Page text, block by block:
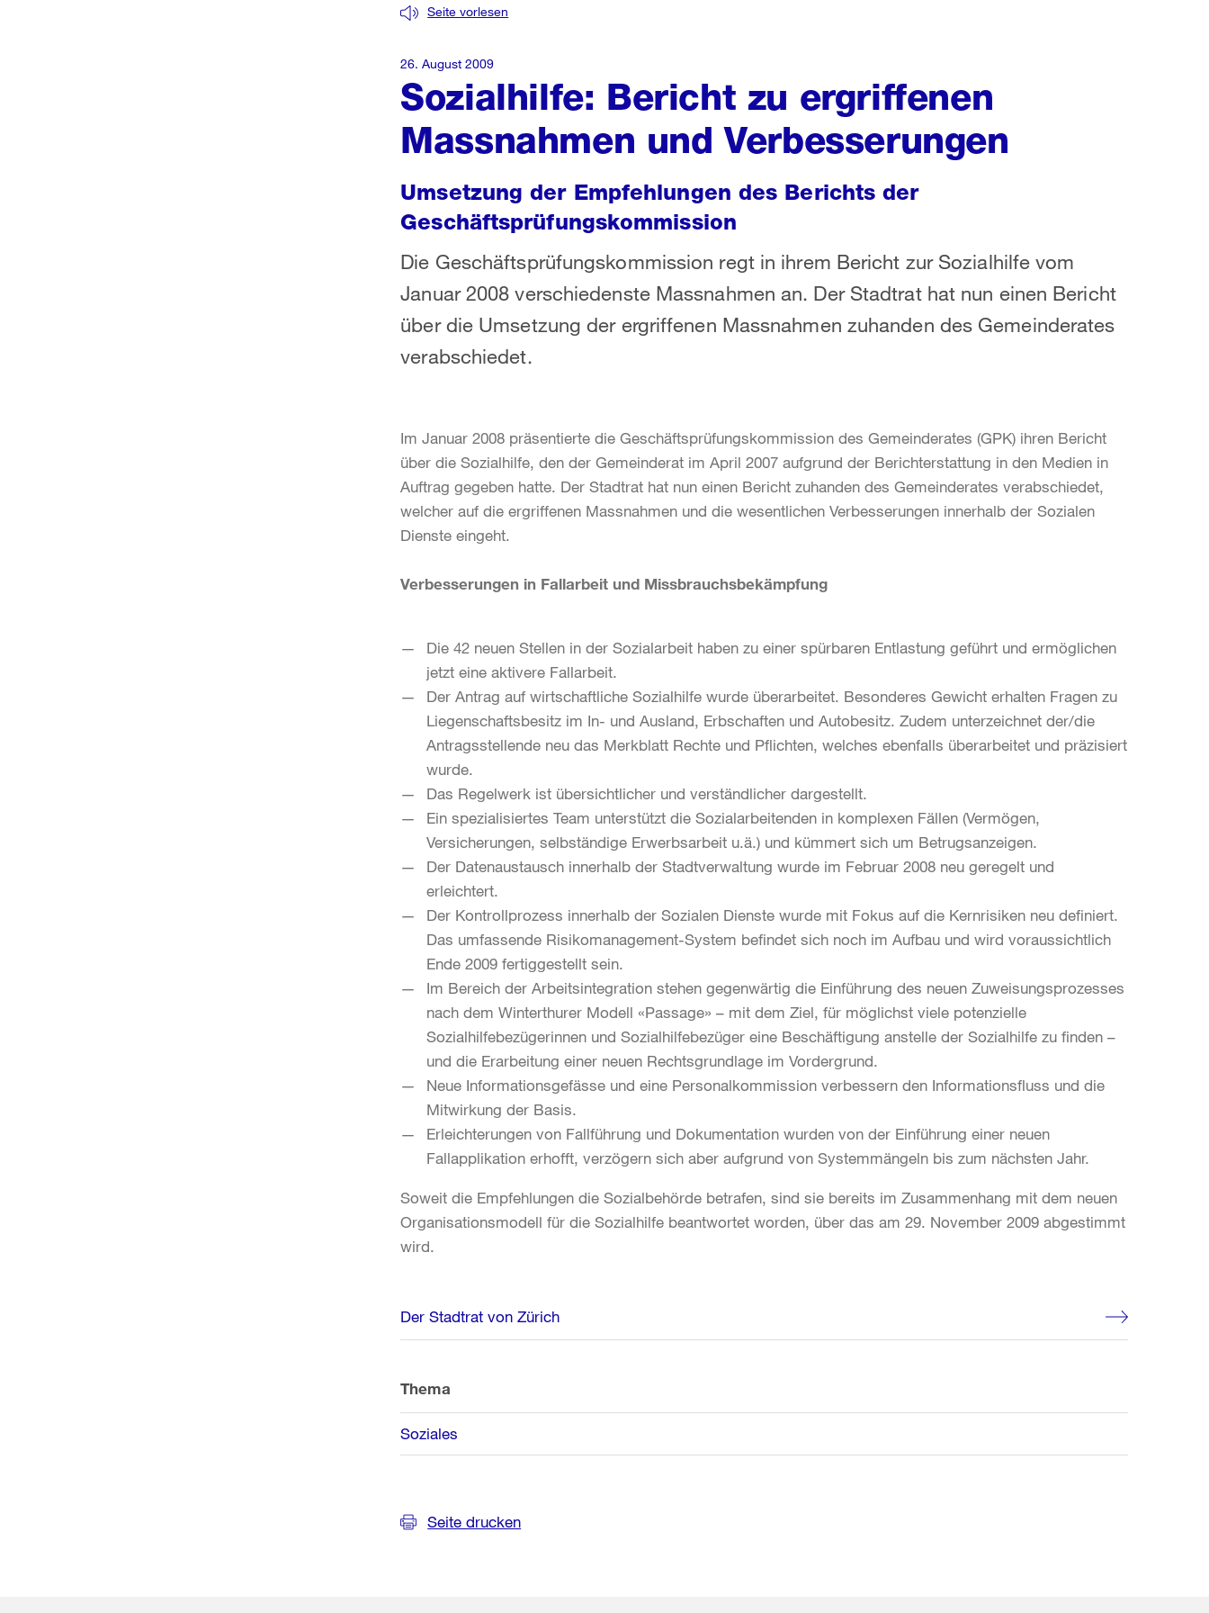
Sozialhilfe: Bericht zu ergriffenen
Massnahmen und Verbesserungen
Seite vorlesen
Umsetzung der Empfehlungen des Berichts der
Geschäftsprüfungskommission
Die Geschäftsprüfungskommission regt in ihrem Bericht zur Sozialhilfe vom
Januar 2008 verschiedenste Massnahmen an. Der Stadtrat hat nun einen Bericht
über die Umsetzung der ergriffenen Massnahmen zuhanden des Gemeinderates
verabschiedet.
26. August 2009
Im Januar 2008 präsentierte die Geschäftsprüfungskommission des Gemeinderates (GPK) ihren Bericht
über die Sozialhilfe, den der Gemeinderat im April 2007 aufgrund der Berichterstattung in den Medien in
Auftrag gegeben hatte. Der Stadtrat hat nun einen Bericht zuhanden des Gemeinderates verabschiedet,
welcher auf die ergriffenen Massnahmen und die wesentlichen Verbesserungen innerhalb der Sozialen
Dienste eingeht.
Verbesserungen in Fallarbeit und Missbrauchsbekämpfung
Die 42 neuen Stellen in der Sozialarbeit haben zu einer spürbaren Entlastung geführt und ermöglichen
jetzt eine aktivere Fallarbeit.
Der Antrag auf wirtschaftliche Sozialhilfe wurde überarbeitet. Besonderes Gewicht erhalten Fragen zu
Liegenschaftsbesitz im In- und Ausland, Erbschaften und Autobesitz. Zudem unterzeichnet der/die
Antragsstellende neu das Merkblatt Rechte und Pflichten, welches ebenfalls überarbeitet und präzisiert
wurde.
Das Regelwerk ist übersichtlicher und verständlicher dargestellt.
Ein spezialisiertes Team unterstützt die Sozialarbeitenden in komplexen Fällen (Vermögen,
Versicherungen, selbständige Erwerbsarbeit u.ä.) und kümmert sich um Betrugsanzeigen.
Der Datenaustausch innerhalb der Stadtverwaltung wurde im Februar 2008 neu geregelt und
erleichtert.
Der Kontrollprozess innerhalb der Sozialen Dienste wurde mit Fokus auf die Kernrisiken neu definiert.
Das umfassende Risikomanagement-System befindet sich noch im Aufbau und wird voraussichtlich
Ende 2009 fertiggestellt sein.
Im Bereich der Arbeitsintegration stehen gegenwärtig die Einführung des neuen Zuweisungsprozesses
nach dem Winterthurer Modell «Passage» – mit dem Ziel, für möglichst viele potenzielle
Sozialhilfebezügerinnen und Sozialhilfebezüger eine Beschäftigung anstelle der Sozialhilfe zu finden –
und die Erarbeitung einer neuen Rechtsgrundlage im Vordergrund.
Neue Informationsgefässe und eine Personalkommission verbessern den Informationsfluss und die
Mitwirkung der Basis.
Erleichterungen von Fallführung und Dokumentation wurden von der Einführung einer neuen
Fallapplikation erhofft, verzögern sich aber aufgrund von Systemmängeln bis zum nächsten Jahr.
Soweit die Empfehlungen die Sozialbehörde betrafen, sind sie bereits im Zusammenhang mit dem neuen
Organisationsmodell für die Sozialhilfe beantwortet worden, über das am 29. November 2009 abgestimmt
wird.
Weitere
Informationen
Der Stadtrat von Zürich
Thema
Soziales
Seite drucken